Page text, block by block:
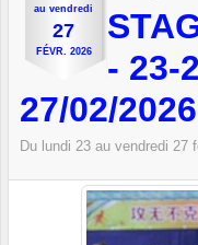
au vendredi
27
FÉVR. 2026
- 23-
27/02/2026
Du lundi 23 au vendredi 27